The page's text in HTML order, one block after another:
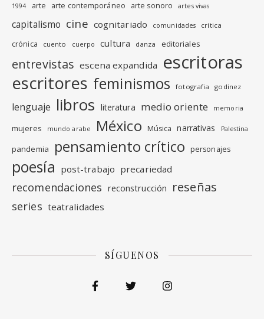
1994 arte arte contemporáneo arte sonoro artes vivas
capitalismo cine cognitariado comunidades crítica
crónica cuento cuerpo cultura danza editoriales
entrevistas escena expandida escritoras
escritores feminismos fotografia godinez
lenguaje libros literatura medio oriente memoria
mujeres mundo arabe México Música narrativas Palestina
pandemia pensamiento crítico personajes
poesía post-trabajo precariedad
recomendaciones reconstrucción reseñas
series teatralidades
SÍGUENOS